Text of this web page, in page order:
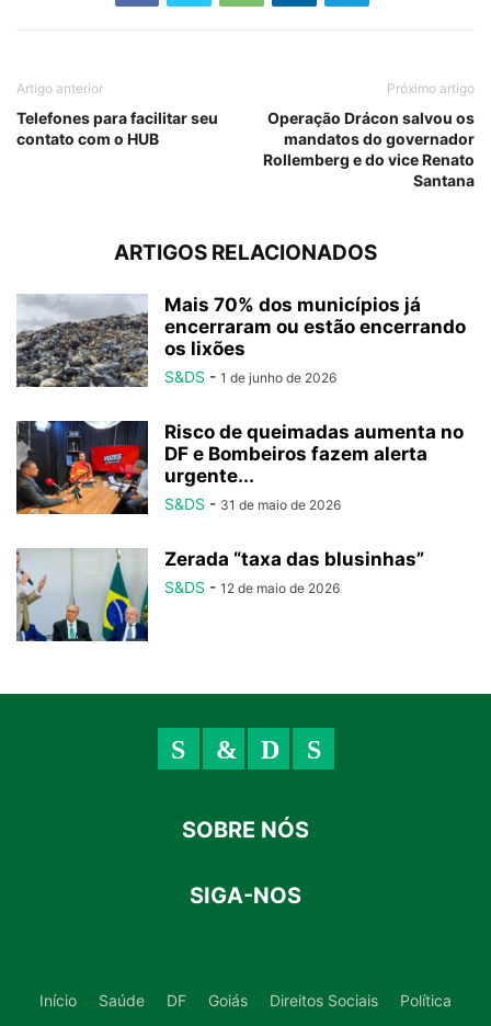
Artigo anterior
Telefones para facilitar seu
contato com o HUB
Próximo artigo
Operação Drácon salvou os
mandatos do governador
Rollemberg e do vice Renato
Santana
ARTIGOS RELACIONADOS
Mais 70% dos municípios já
encerraram ou estão encerrando
os lixões
S&DS - 1 de junho de 2026
Risco de queimadas aumenta no
DF e Bombeiros fazem alerta
urgente...
S&DS - 31 de maio de 2026
Zerada “taxa das blusinhas”
S&DS - 12 de maio de 2026
SOBRE NÓS
SIGA-NOS
Início Saúde DF Goiás Direitos Sociais Política